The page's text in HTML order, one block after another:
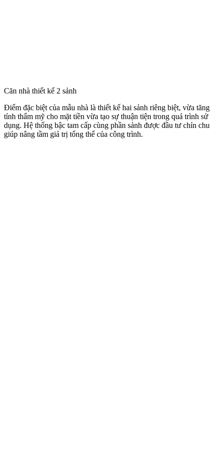
Căn nhà thiết kế 2 sảnh
Điểm đặc biệt của mẫu nhà là thiết kế hai sảnh riêng biệt, vừa tăng
tính thẩm mỹ cho mặt tiền vừa tạo sự thuận tiện trong quá trình sử
dụng. Hệ thống bậc tam cấp cùng phần sảnh được đầu tư chỉn chu
giúp nâng tầm giá trị tổng thể của công trình.